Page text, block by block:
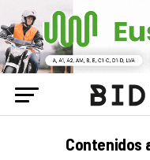
Contenidos